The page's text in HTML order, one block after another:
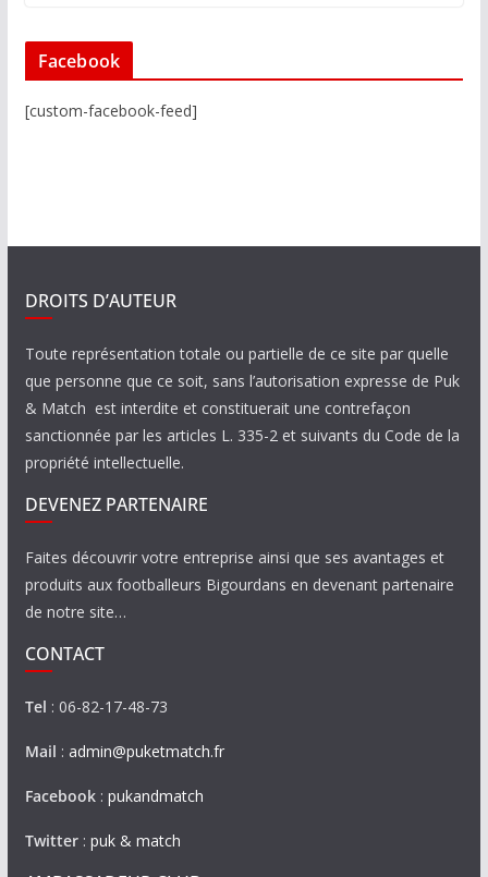
Facebook
[custom-facebook-feed]
DROITS D’AUTEUR
Toute représentation totale ou partielle de ce site par quelle
que personne que ce soit, sans l’autorisation expresse de Puk
& Match est interdite et constituerait une contrefaçon
sanctionnée par les articles L. 335-2 et suivants du Code de la
propriété intellectuelle.
DEVENEZ PARTENAIRE
Faites découvrir votre entreprise ainsi que ses avantages et
produits aux footballeurs Bigourdans en devenant partenaire
de notre site…
CONTACT
Tel : 06-82-17-48-73
Mail : admin@puketmatch.fr
Facebook: pukandmatch
Twitter: puk & match